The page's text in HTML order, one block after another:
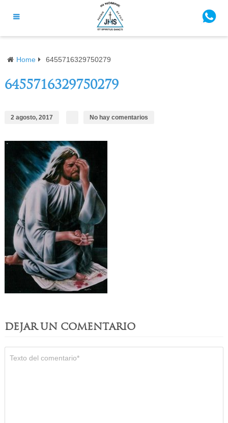
Home 6455716329750279
6455716329750279
2 agosto, 2017 No hay comentarios
DEJAR UN COMENTARIO